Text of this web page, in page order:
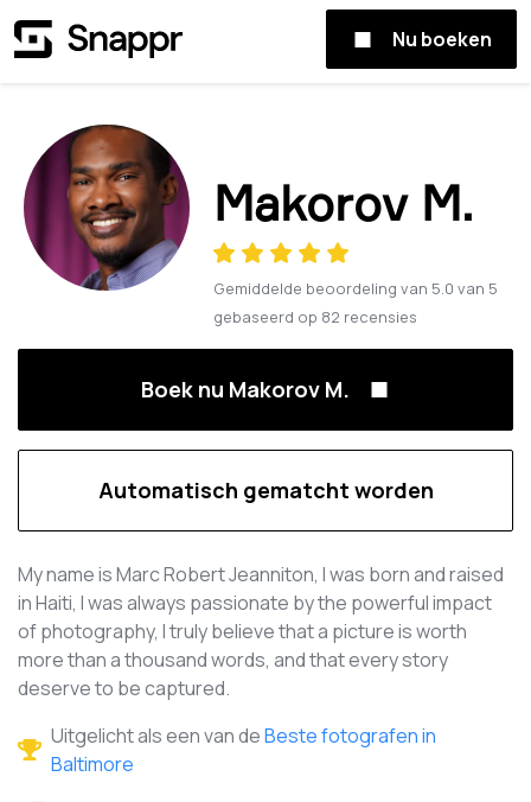
Nu boeken
Makorov M.
Gemiddelde beoordeling van 5.0 van 5
gebaseerd op 82 recensies
Boek nu Makorov M.
Automatisch gematcht worden
My name is Marc Robert Jeanniton, I was born and raised
in Haiti, I was always passionate by the powerful impact
of photography, I truly believe that a picture is worth
more than a thousand words, and that every story
deserve to be captured.
Uitgelicht als een van deBeste fotografen in
Baltimore